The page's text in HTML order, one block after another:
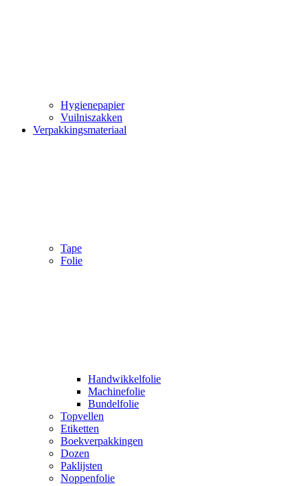
Hygienepapier
Vuilniszakken
Verpakkingsmateriaal
Tape
Folie
Handwikkelfolie
Machinefolie
Bundelfolie
Topvellen
Etiketten
Boekverpakkingen
Dozen
Paklijsten
Noppenfolie